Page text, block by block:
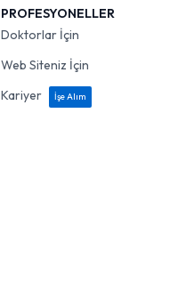
PROFESYONELLER
Doktorlar İçin
Web Siteniz İçin
Kariyer
İşe Alım